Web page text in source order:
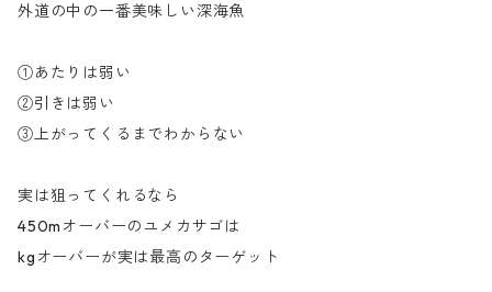
外道の中の一番美味しい深海魚
①あたりは弱い
②引きは弱い
③上がってくるまでわからない
実は狙ってくれるなら
450mオーバーのユメカサゴは
kgオーバーが実は最高のターゲット